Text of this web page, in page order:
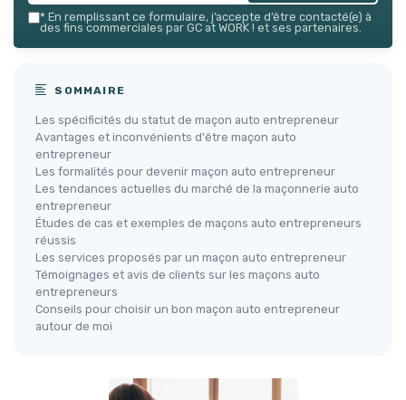
* En remplissant ce formulaire, j’accepte d’être contacté(e) à
des fins commerciales par GC at WORK ! et ses partenaires.
SOMMAIRE
Les spécificités du statut de maçon auto entrepreneur
Avantages et inconvénients d'être maçon auto
entrepreneur
Les formalités pour devenir maçon auto entrepreneur
Les tendances actuelles du marché de la maçonnerie auto
entrepreneur
Études de cas et exemples de maçons auto entrepreneurs
réussis
Les services proposés par un maçon auto entrepreneur
Témoignages et avis de clients sur les maçons auto
entrepreneurs
Conseils pour choisir un bon maçon auto entrepreneur
autour de moi